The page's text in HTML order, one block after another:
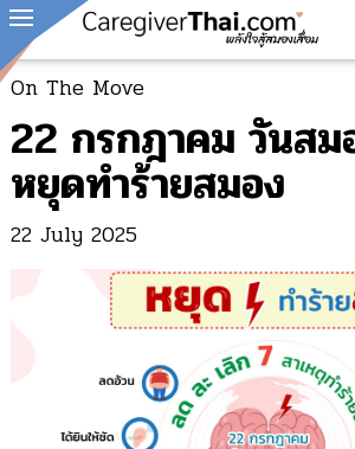
On The Move
22 กรกฎาคม วันสม
หยุดทำร้ายสมอง
22 July 2025